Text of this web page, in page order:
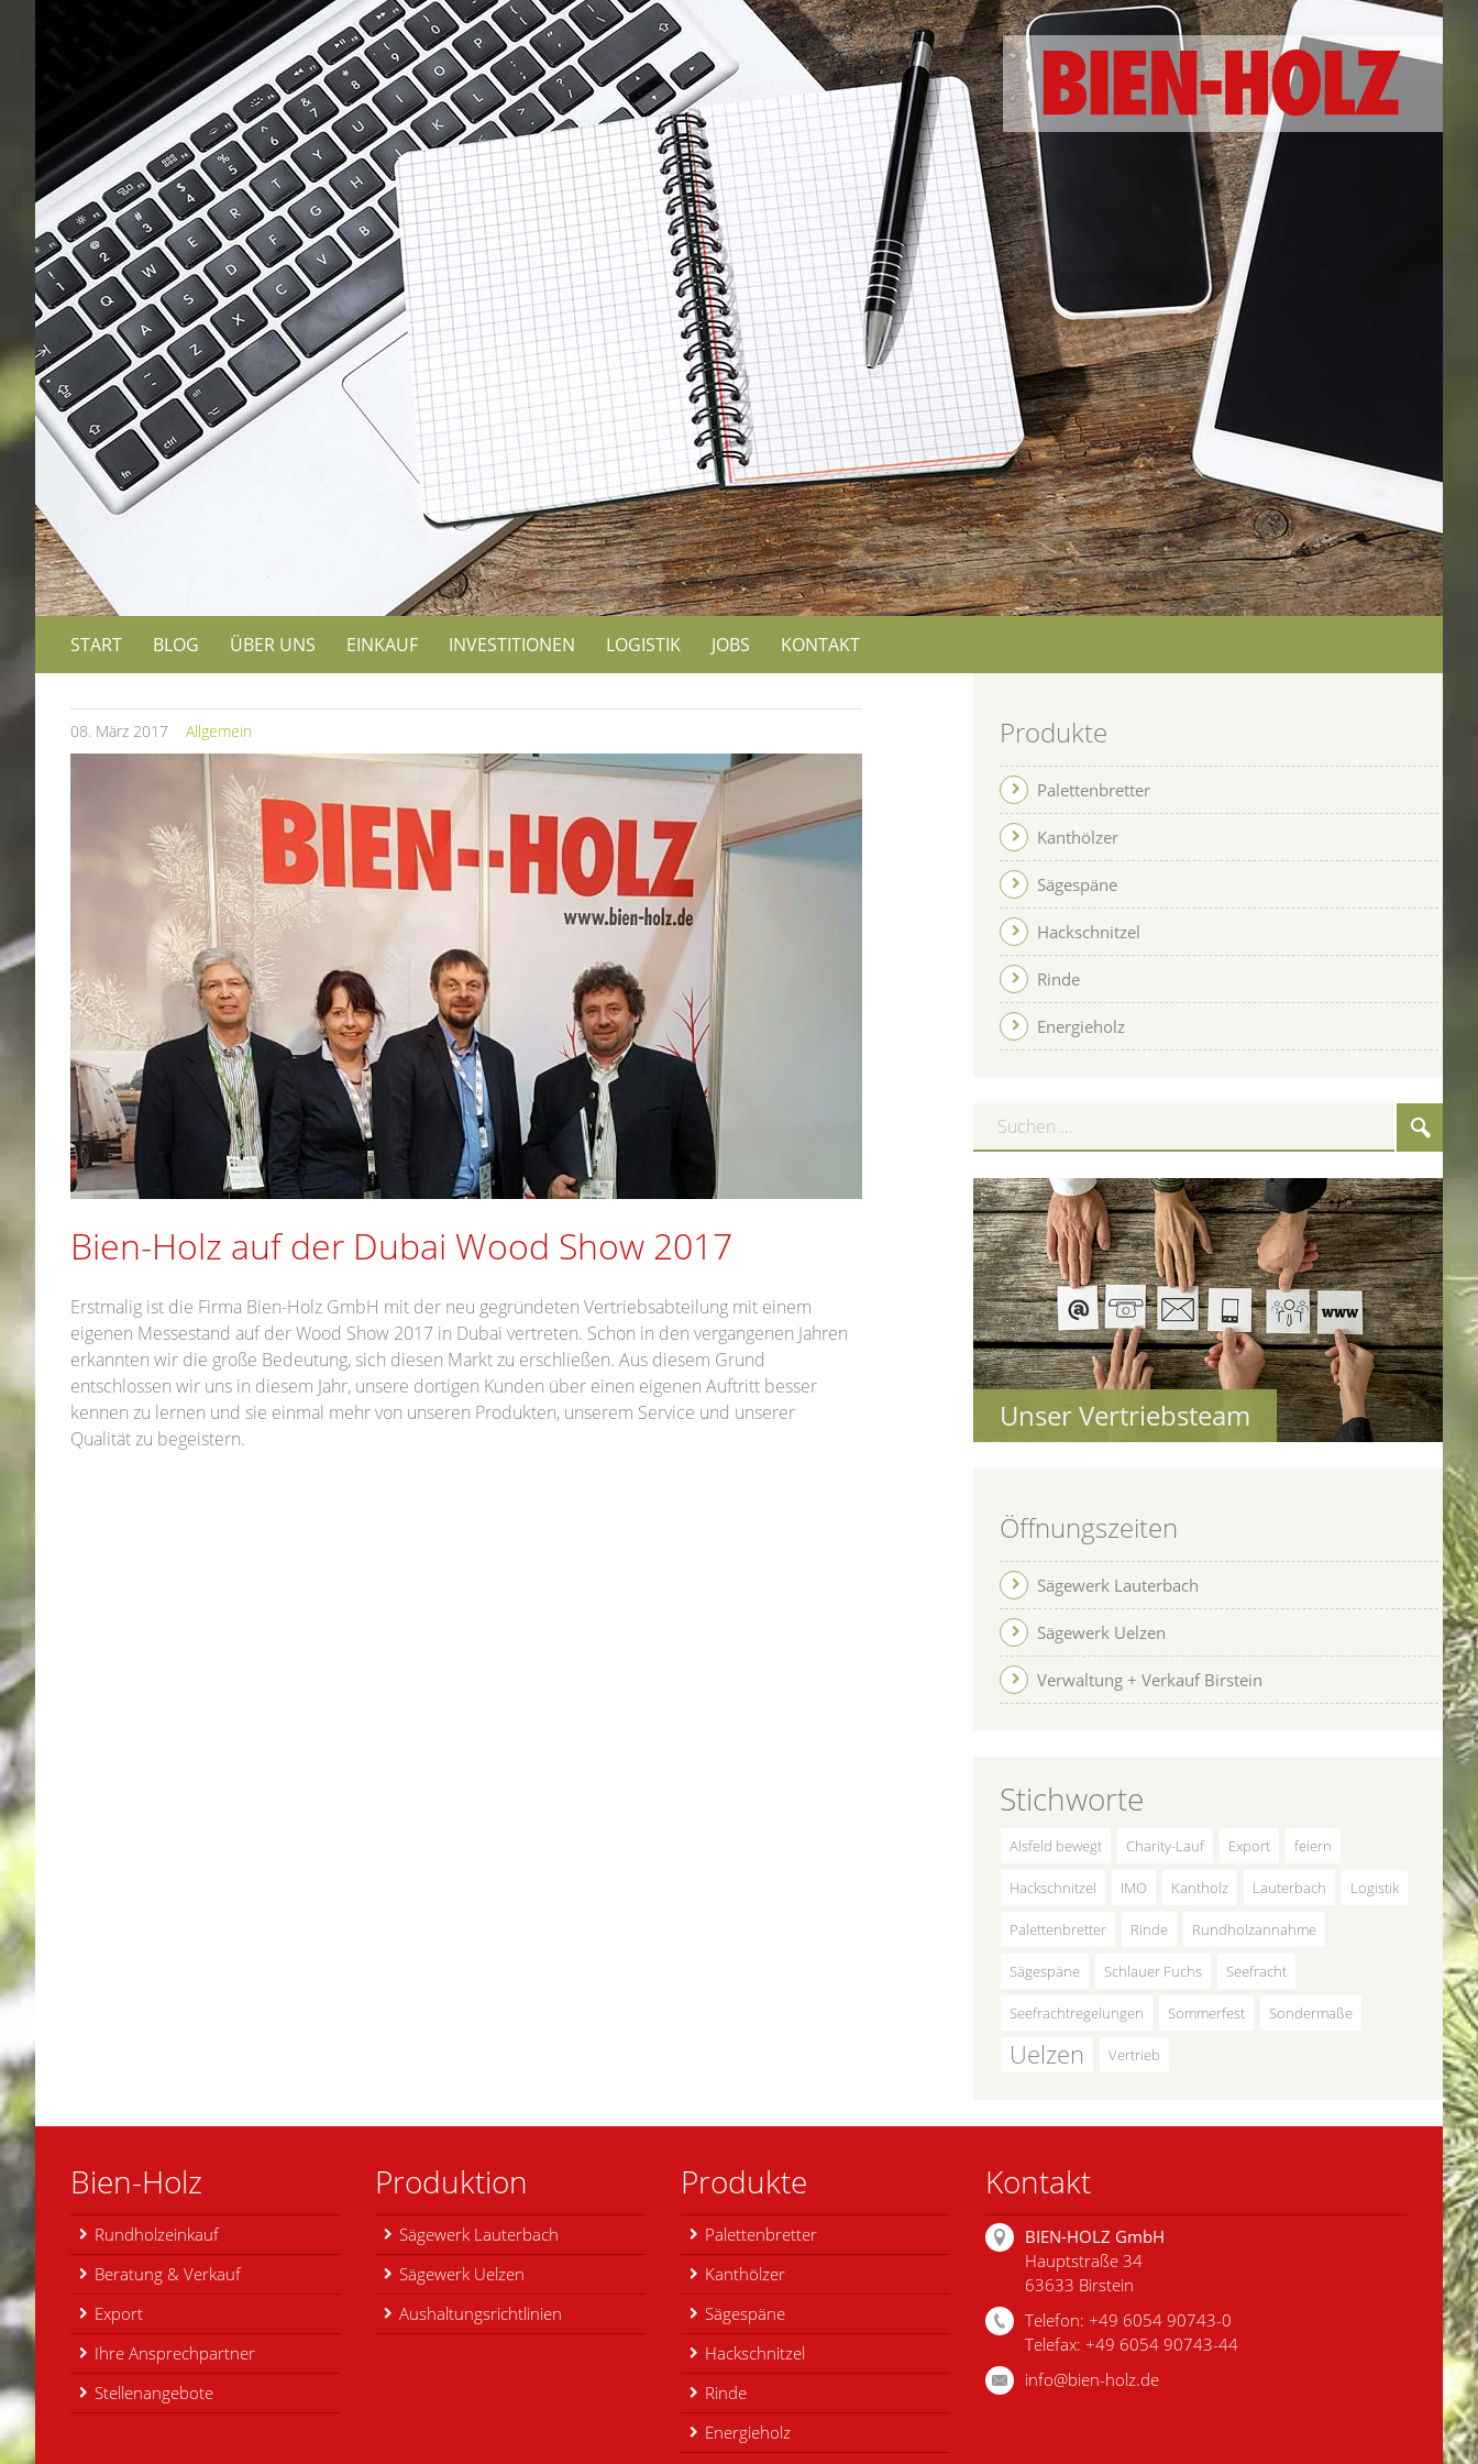
START BLOG ÜBER UNS EINKAUF INVESTITIONEN LOGISTIK JOBS KONTAKT
08. März 2017 Allgemein
Bien-Holz auf der Dubai Wood Show 2017
Erstmalig ist die Firma Bien-Holz GmbH mit der neu gegründeten Vertriebsabteilung mit einem
eigenen Messestand auf der Wood Show 2017 in Dubai vertreten. Schon in den vergangenen Jahren
erkannten wir die große Bedeutung, sich diesen Markt zu erschließen. Aus diesem Grund
entschlossen wir uns in diesem Jahr, unsere dortigen Kunden über einen eigenen Auftritt besser
kennen zu lernen und sie einmal mehr von unseren Produkten, unserem Service und unserer
Qualität zu begeistern.
Produkte
Palettenbretter
Kanthölzer
Sägespäne
Hackschnitzel
Rinde
Energieholz
Suchen
Unser Vertriebsteam
Öffnungszeiten
Sägewerk Lauterbach
Sägewerk Uelzen
Verwaltung + Verkauf Birstein
Stichworte
Alsfeld bewegt Charity-Lauf Export feiern
Hackschnitzel IMO Kantholz Lauterbach Logistik
Palettenbretter Rinde Rundholzannahme
Sägespäne Schlauer Fuchs Seefracht
Seefrachtregelungen Sommerfest Sondermaße
Uelzen Vertrieb
Bien-Holz
Rundholzeinkauf
Beratung & Verkauf
Export
Ihre Ansprechpartner
Stellenangebote
Produktion
Sägewerk Lauterbach
Sägewerk Uelzen
Aushaltungsrichtlinien
Produkte
Palettenbretter
Kanthölzer
Sägespäne
Hackschnitzel
Rinde
Energieholz
Kontakt
BIEN-HOLZ GmbH
Hauptstraße 34
63633 Birstein
Telefon: +49 6054 90743-0
Telefax: +49 6054 90743-44
info@bien-holz.de